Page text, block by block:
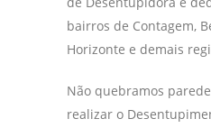
bairros de Contagem,
Horizonte e demais
Não quebramos
realizar o